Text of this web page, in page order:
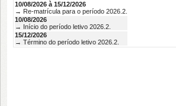
10/08/2026 à 15/12/2026
→ Re-matrícula para o período 2026.2.
10/08/2026
→ Início do período letivo 2026.2.
15/12/2026
→ Término do período letivo 2026.2.